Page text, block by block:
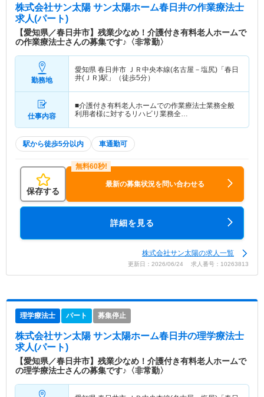
株式会社サン太陽 サン太陽ホーム春日井の作業療法士
求人(パート)
【愛知県／春日井市】残業少なめ！介護付き有料老人ホームで
の作業療法士さんの募集です♪〈非常勤〉
勤務地
愛知県 春日井市
ＪＲ中央本線(名古屋－塩尻)「春日
井(ＪＲ)駅」（徒歩5分）
仕事内容
■介護付き有料老人ホームでの作業療法士業務全般
利用者様に対するリハビリ業務全…
駅から徒歩5分以内 車通勤可
保存する
最新の募集状況を問い合わせる
詳細を見る
株式会社サン太陽の求人一覧
更新日：2026/06/24 求人番号：10263813
理学療法士 パート 募集停止
株式会社サン太陽 サン太陽ホーム春日井の理学療法士
求人(パート)
【愛知県／春日井市】残業少なめ！介護付き有料老人ホームで
の理学療法士さんの募集です♪〈非常勤〉